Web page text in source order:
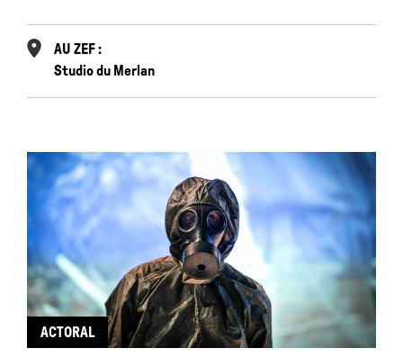
AU ZEF :
Studio du Merlan
ACTORAL